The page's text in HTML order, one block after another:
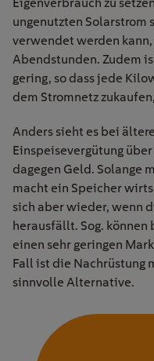
ungenutzten Solarstrom
verwendet werden
Abendstunden. Zudem
gering, so dass jede
dem Stromnetz
Anders sieht es bei
Einspeisevergütung
dagegen Geld. Solange
macht ein Speicher
sich aber wieder, wenn
herausfällt. Sog. können
einen sehr geringen
Fall ist die Nachrüstung
sinnvolle Alternative.